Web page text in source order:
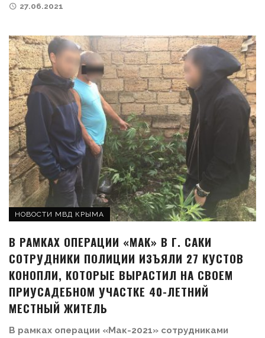
27.06.2021
НОВОСТИ МВД КРЫМА
В РАМКАХ ОПЕРАЦИИ «МАК» В Г. САКИ
СОТРУДНИКИ ПОЛИЦИИ ИЗЪЯЛИ 27 КУСТОВ
КОНОПЛИ, КОТОРЫЕ ВЫРАСТИЛ НА СВОЕМ
ПРИУСАДЕБНОМ УЧАСТКЕ 40-ЛЕТНИЙ
МЕСТНЫЙ ЖИТЕЛЬ
В рамках операции «Мак-2021» сотрудниками